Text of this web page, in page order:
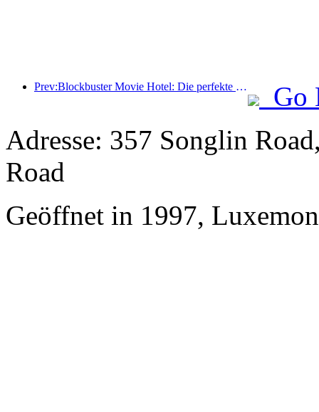
Prev:Blockbuster Movie Hotel: Die perfekte Fusion aus Business und Film
Go
Adresse: 357 Songlin
Road
Geöffnet in 1997,